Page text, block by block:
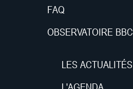
FAQ
OBSERVATOIRE BBC
LES ACTUALITÉS